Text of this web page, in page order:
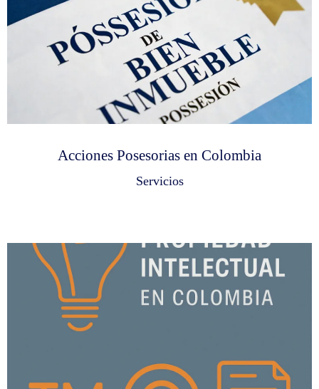
Acciones Posesorias en Colombia
Servicios